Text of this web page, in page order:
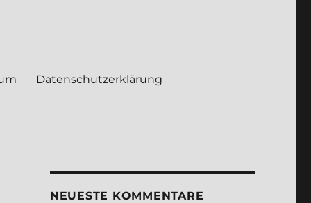
Daten­schutz­er­klä­rung
NEUE­STE KOM­MEN­TA­RE